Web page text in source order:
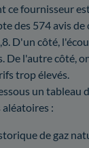
ce fournisseur
des 574 avis de
D'un côté,
De l'autre côté,
trop élevés.
un tableau
aléatoires :
de gaz